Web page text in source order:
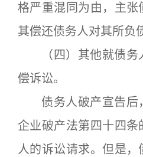
格严重混同为由，主张
其偿还债务人对其所负
（四）其他就债务
偿诉讼。
债务人破产宣告后
企业破产法第四十四
人的诉讼请求。但是